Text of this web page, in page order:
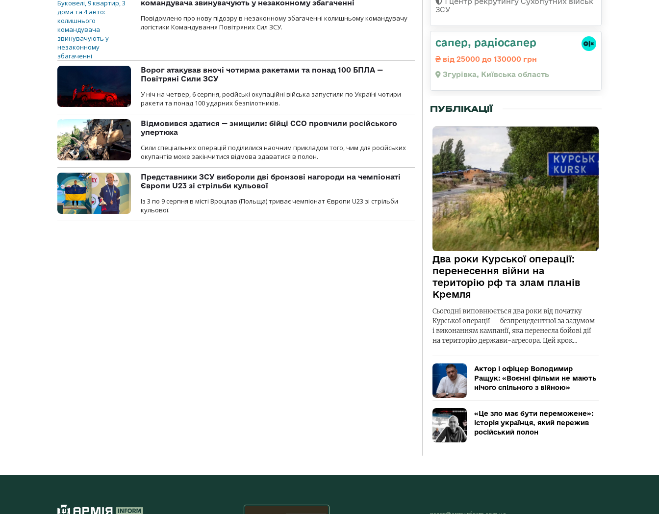
командувача звинувачують у незаконному збагаченні
Повідомлено про нову підозру в незаконному збагаченні колишньому командувачу
логістики Командування Повітряних Сил ЗСУ.
Ворог атакував вночі чотирма ракетами та понад 100 БПЛА —
Повітряні Сили ЗСУ
У ніч на четвер, 6 серпня, російські окупаційні війська запустили по Україні чотири
ракети та понад 100 ударних безпілотників.
Відмовився здатися — знищили: бійці ССО провчили російського
упертюха
Сили спеціальних операцій поділилися наочним прикладом того, чим для російських
окупантів може закінчитися відмова здаватися в полон.
Представники ЗСУ вибороли дві бронзові нагороди на чемпіонаті
Європи U23 зі стрільби кульової
Із 3 по 9 серпня в місті Вроцлав (Польща) триває чемпіонат Європи U23 зі стрільби
кульової.
ЗСУ
сапер, радіосапер
від 25000 до 130000 грн
Згурівка, Київська область
ПУБЛІКАЦІЇ
Два роки Курської операції:
перенесення війни на
територію рф та злам планів
Кремля
Сьогодні виповнюється два роки від початку
Курської операції — безпрецедентної за задумом
і виконанням кампанії, яка перенесла бойові дії
на територію держави-агресора. Цей крок…
Актор і офіцер Володимир
Ращук: «Воєнні фільми не мають
нічого спільного з війною»
«Це зло має бути переможене»:
історія українця, який пережив
російський полон